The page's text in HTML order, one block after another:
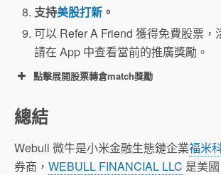
支持美股打新 。
可以 Refer A Friend 獲得免費股票，
請在 App 中查看當前的推廣獎勵。
點擊展開股票轉倉match獎勵
總結
Webull 微牛是小米金融生態鏈企業福米
券商， WEBULL FINANCIAL LLC 是美國